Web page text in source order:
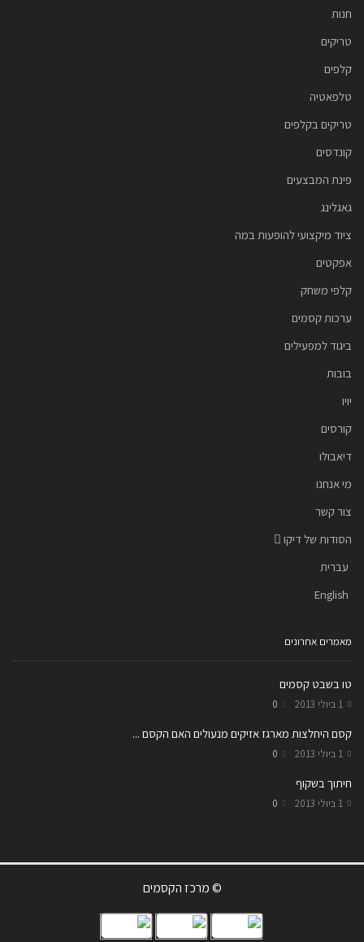
חנות
טריקים
קלפים
טלפאטיה
טריקים בקלפים
קונדסים
פינת המבצעים
גאגלינג
ציוד מיקצועי להופעות במה
אפקטים
קלפי משחק
ערכות קסמים
ביגוד למפעילים
בובות
יויו
קורסים
דיאבולו
מי אנחנו
צור קשר
הסודות של דיקו
עברית
English
מאמרים אחרונים
טו בשבט קסמים
1 ביולי 2013 0
קסם היחלצות מארגז אזיקים מנעולים האם הקסם ...
1 ביולי 2013 0
חיתוך בשקוף
1 ביולי 2013 0
© מרכז הקסמים